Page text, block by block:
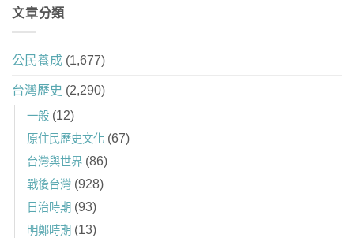
文章分類
公民養成 (1,677)
台灣歷史 (2,290)
一般 (12)
原住民歷史文化 (67)
台灣與世界 (86)
戰後台灣 (928)
日治時期 (93)
明鄭時期 (13)